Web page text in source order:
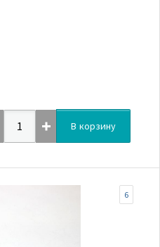
В корзину
6